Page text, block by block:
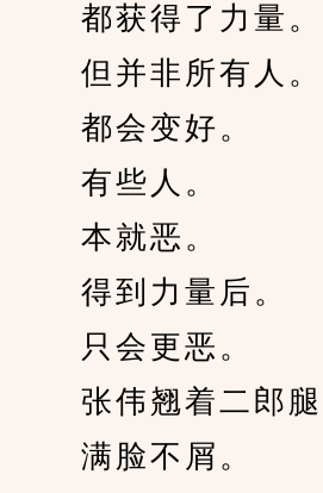
都获得了力量。
但并非所有人。
都会变好。
有些人。
本就恶。
得到力量后。
只会更恶。
张伟翘着二郎腿
满脸不屑。